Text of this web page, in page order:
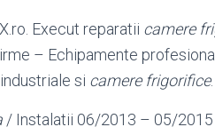
Execut reparatii camere
– Echipamente
si camere frigorifice.
/ Instalatii 06/2013 – 05/2015